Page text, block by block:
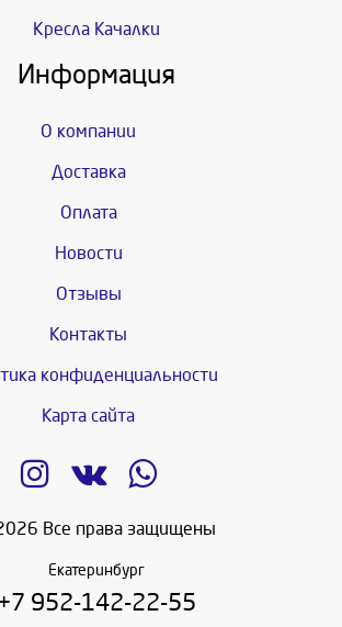
Кресла Качалки
Информация
О компании
Доставка
Оплата
Новости
Отзывы
Контакты
конфиденциальности
Карта сайта
Все права защищены
Екатеринбург
952-142-22-55